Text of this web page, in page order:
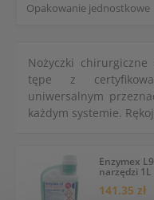
Enzymex
narzędzi 1L
141.35 zł
Opakowanie jednostkowe
Nożyczki
tępe z
uniwersalnym
każdym systemie.